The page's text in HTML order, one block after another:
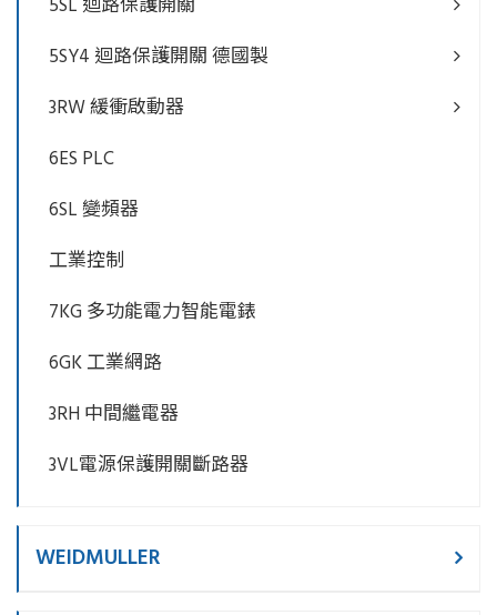
5SL 迴路保護開關
5SY4 迴路保護開關 德國製
3RW 緩衝啟動器
6ES PLC
6SL 變頻器
工業控制
7KG 多功能電力智能電錶
6GK 工業網路
3RH 中間繼電器
3VL電源保護開關斷路器
WEIDMULLER